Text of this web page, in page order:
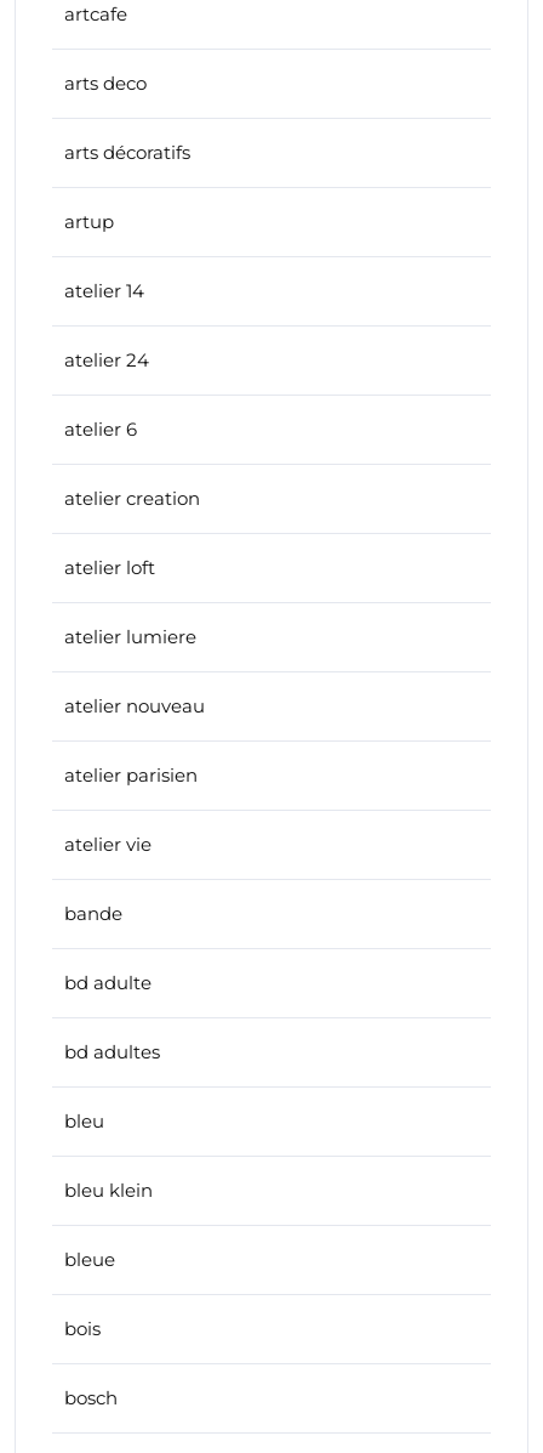
artcafe
arts deco
arts décoratifs
artup
atelier 14
atelier 24
atelier 6
atelier creation
atelier loft
atelier lumiere
atelier nouveau
atelier parisien
atelier vie
bande
bd adulte
bd adultes
bleu
bleu klein
bleue
bois
bosch